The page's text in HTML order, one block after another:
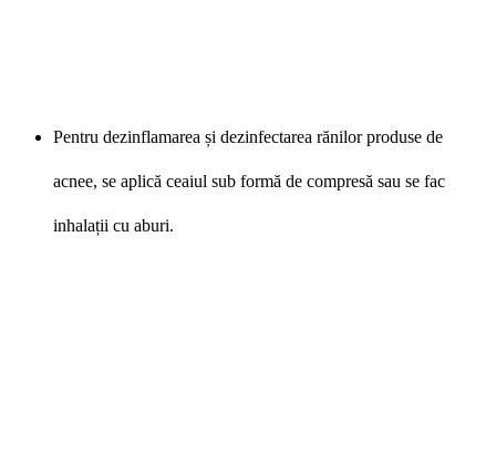
Pentru dezinflamarea și dezinfectarea rănilor produse de
acnee, se aplică ceaiul sub formă de compresă sau se fac
inhalații cu aburi.